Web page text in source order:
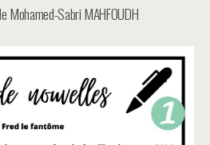
Mohamed-Sabri MAHFOUDH